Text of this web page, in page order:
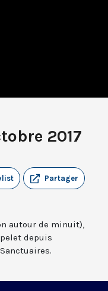
2017
Partager
autour de minuit),
depuis